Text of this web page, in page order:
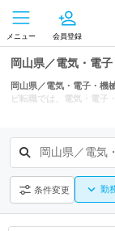
メニュー 会員登録
岡山県／電気・電
岡山県／電気・電子・機
ビ転職では、電気・電子
岡山県／電気
条件変更 勤